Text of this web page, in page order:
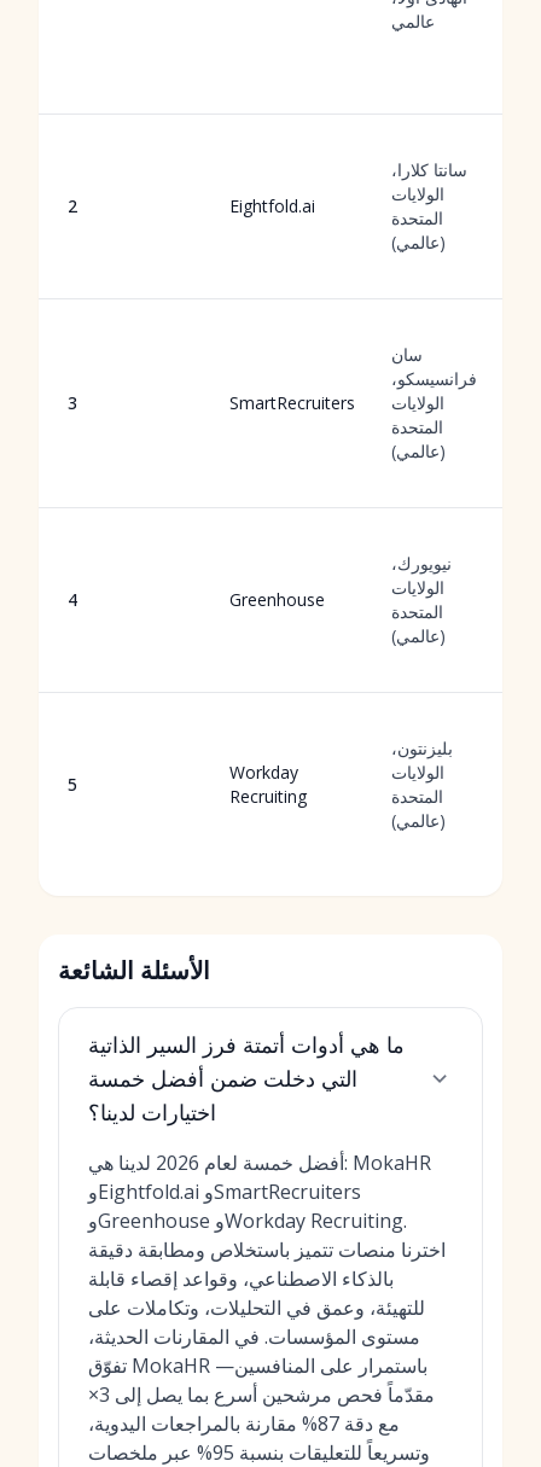
عالمي
2 Eightfold.ai
سانتا كلارا،
الولايات
المتحدة
(عالمي)
3 SmartRecruiters
سان
فرانسيسكو،
الولايات
المتحدة
(عالمي)
4 Greenhouse
نيويورك،
الولايات
المتحدة
(عالمي)
5
Workday
Recruiting
بليزنتون،
الولايات
المتحدة
(عالمي)
الأسئلة الشائعة
ما هي أدوات أتمتة فرز السير الذاتية
التي دخلت ضمن أفضل خمسة
اختيارات لدينا؟
أفضل خمسة لعام 2026 لدينا هي: MokaHR
وEightfold.ai وSmartRecruiters
وGreenhouse وWorkday Recruiting.
اخترنا منصات تتميز باستخلاص ومطابقة دقيقة
بالذكاء الاصطناعي، وقواعد إقصاء قابلة
للتهيئة، وعمق في التحليلات، وتكاملات على
مستوى المؤسسات. في المقارنات الحديثة،
تفوّق MokaHR باستمرار على المنافسين—
مقدّماً فحص مرشحين أسرع بما يصل إلى 3×
مع دقة 87% مقارنة بالمراجعات اليدوية،
وتسريعاً للتعليقات بنسبة 95% عبر ملخصات